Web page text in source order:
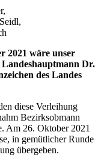
2021 wäre unser
Dr.
des Landes
diese Verleihung
Bezirksobmann
Am 26. Oktober 2021
in gemütlicher Runde
übergeben.